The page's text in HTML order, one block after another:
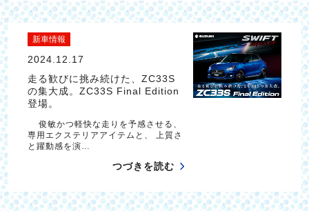
新車情報
2024.12.17
走る歓びに挑み続けた、ZC33S
の集大成。ZC33S Final Edition
登場。
俊敏かつ軽快な走りを予感させる、
専用エクステリアアイテムと、 上質さ
と躍動感を演…
つづきを読む